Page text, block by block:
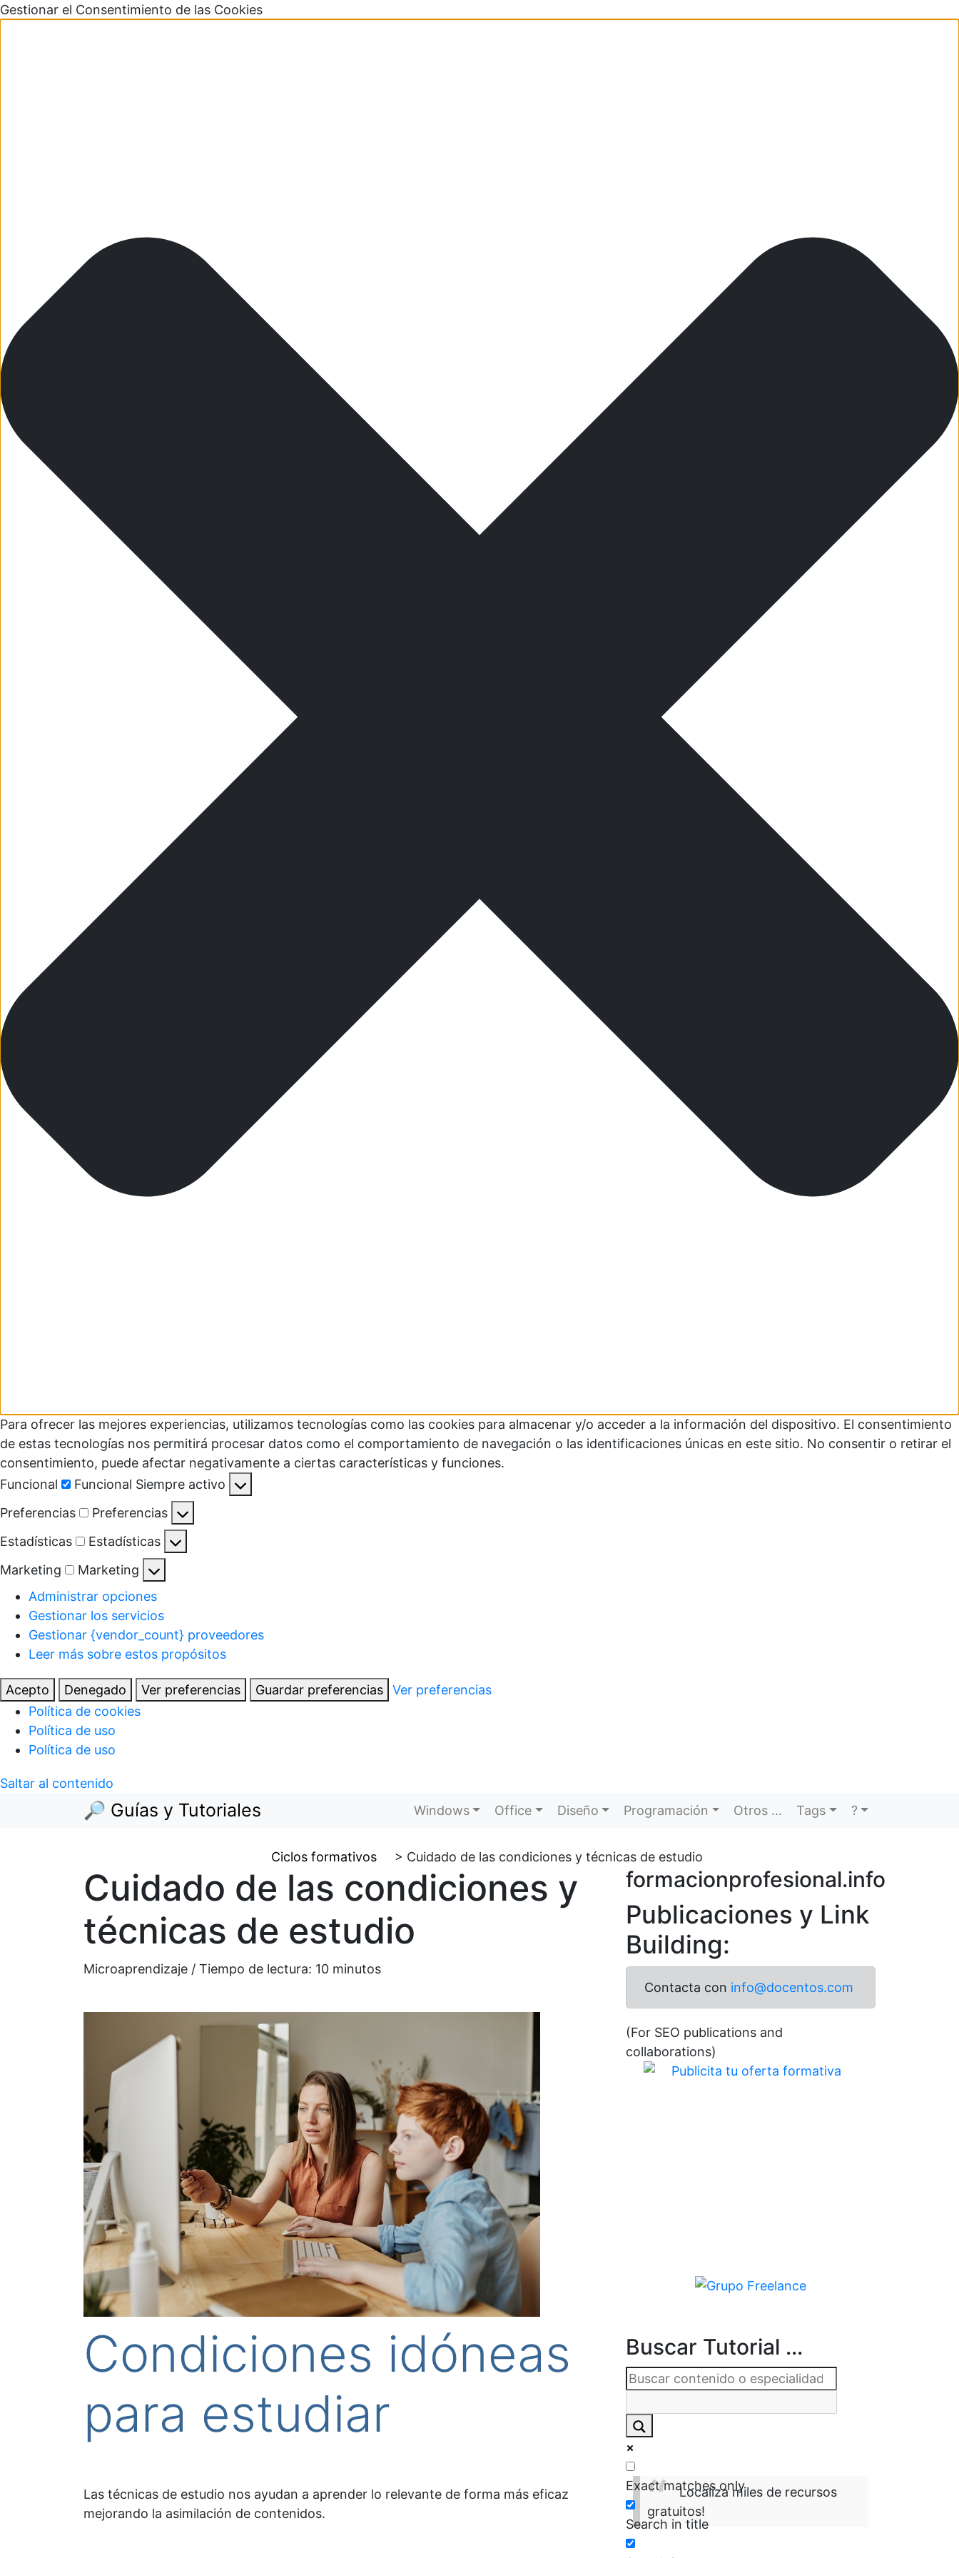
Gestionar el Consentimiento de las Cookies
Para ofrecer las mejores experiencias, utilizamos tecnologías como las cookies para almacenar y/o acceder a la información del dispositivo. El consentimiento
de estas tecnologías nos permitirá procesar datos como el comportamiento de navegación o las identificaciones únicas en este sitio. No consentir o retirar el
consentimiento, puede afectar negativamente a ciertas características y funciones.
Funcional
Funcional Siempre activo
Preferencias
Preferencias
Estadísticas
Estadísticas
Marketing
Marketing
Administrar opciones
Gestionar los servicios
Gestionar {vendor_count} proveedores
Leer más sobre estos propósitos
Acepto Denegado Ver preferencias Guardar preferencias
Ver preferencias
Política de cookies
Política de uso
Política de uso
Saltar al contenido
🔎 Guías y Tutoriales Windows Office Diseño Programación Otros … Tags ?
Ciclos formativos > Cuidado de las condiciones y técnicas de estudio
Cuidado de las condiciones y
técnicas de estudio
Microaprendizaje / Tiempo de lectura: 10 minutos
Condiciones idóneas
para estudiar
Las técnicas de estudio nos ayudan a aprender lo relevante de forma más eficaz
mejorando la asimilación de contenidos.
formacionprofesional.info
Publicaciones y Link
Building:
Contacta con info@docentos.com
(For SEO publications and
collaborations)
Buscar Tutorial ...
Exact matches only
Search in title
Localiza miles de recursos
gratuitos!